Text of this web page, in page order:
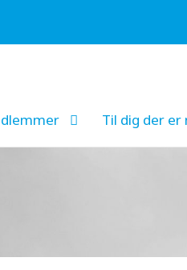
Til dig der er